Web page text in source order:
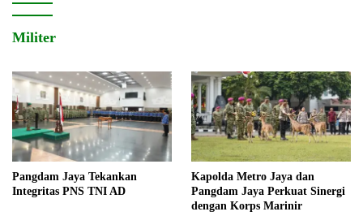
Militer
Pangdam Jaya Tekankan
Integritas PNS TNI AD
Kapolda Metro Jaya dan
Pangdam Jaya Perkuat Sinergi
dengan Korps Marinir